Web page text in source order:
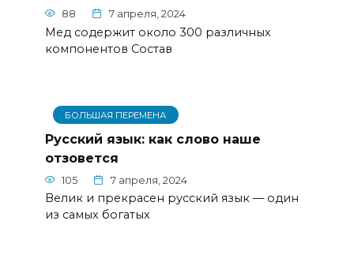
88 7 апреля, 2024
Мед содержит около 300 различных
компонентов Состав
БОЛЬШАЯ ПЕРЕМЕНА
Русский язык: как слово наше
отзовется
105 7 апреля, 2024
Велик и прекрасен русский язык — один
из самых богатых